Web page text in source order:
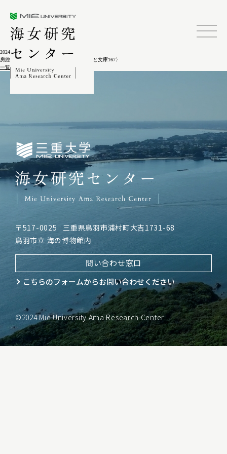
2024.02.04
房総アワビ漁業の変遷と漁業法 〈ふるさと文庫167〉
一覧に戻る
三重大学海女研究センター
〒517-0025
三重県鳥羽市浦村町大吉1731-68
鳥羽市立 海の博物館内
問い合わせ窓口
こちらのフォームからお問い合わせください
©2024 Mie University Ama Research Center